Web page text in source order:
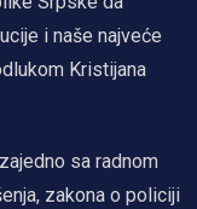
i naše najveće
Kristijana
sa radnom
zakona o policiji